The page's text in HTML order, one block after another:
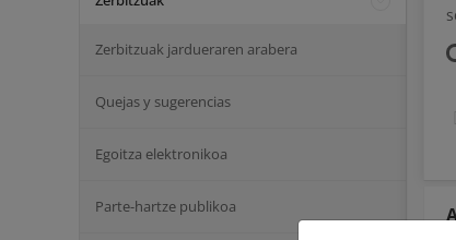
Zerbitzuak jardueraren arabera
Quejas y sugerencias
Egoitza elektronikoa
Parte-hartze publikoa